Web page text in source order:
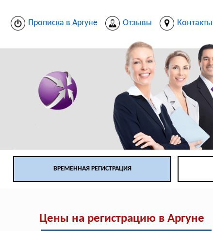
Прописка в Аргуне Отзывы Контакты
ВРЕМЕННАЯ РЕГИСТРАЦИЯ
Цены на регистрацию в Аргуне